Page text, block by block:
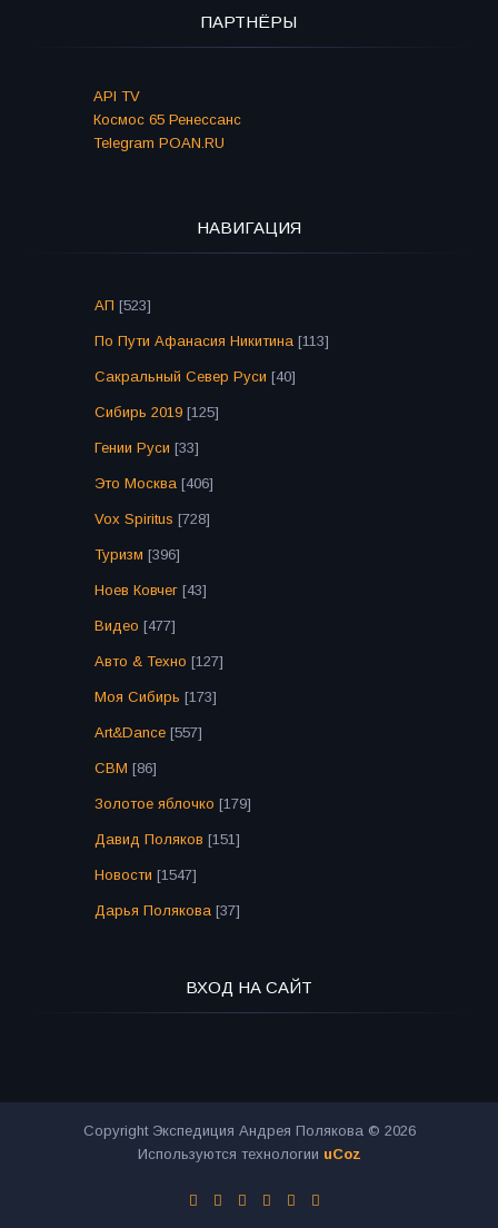
ПАРТНЁРЫ
API TV
Космос 65 Ренессанс
Telegram POAN.RU
НАВИГАЦИЯ
АП [523]
По Пути Афанасия Никитина [113]
Сакральный Север Руси [40]
Сибирь 2019 [125]
Гении Руси [33]
Это Москва [406]
Vox Spiritus [728]
Туризм [396]
Ноев Ковчег [43]
Видео [477]
Авто & Техно [127]
Моя Сибирь [173]
Art&Dance [557]
СВМ [86]
Золотое яблочко [179]
Давид Поляков [151]
Новости [1547]
Дарья Полякова [37]
ВХОД НА САЙТ
Copyright Экспедиция Андрея Полякова © 2026
Используются технологии uCoz